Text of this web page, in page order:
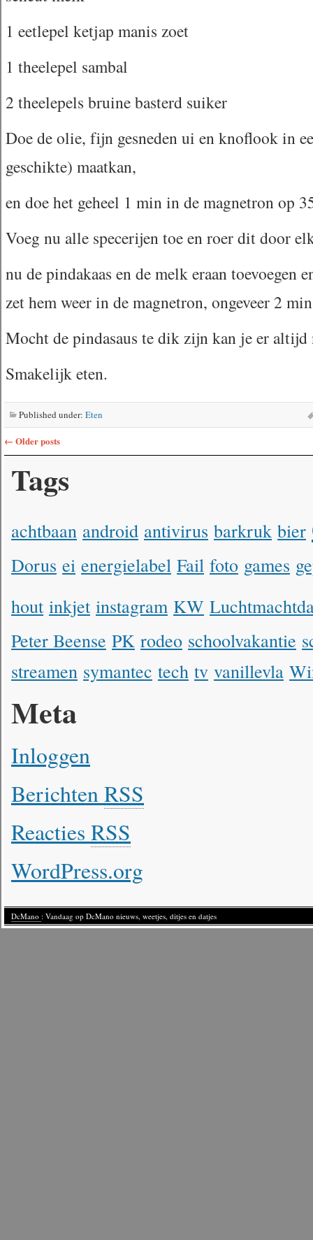
1 eetlepel ketjap manis zoet
1 theelepel sambal
2 theelepels bruine basterd suiker
Doe de olie, fijn gesneden ui en knoflook in
geschikte) maatkan,
en doe het geheel 1 min in de magnetron op
Voeg nu alle specerijen toe en roer dit door
nu de pindakaas en de melk eraan toevoegen
zet hem weer in de magnetron, ongeveer 2
Mocht de pindasaus te dik zijn kan je er altijd
Smakelijk eten.
Published under: Eten
← Older posts
Tags
achtbaan android antivirus barkruk bier
Dorus ei energielabel Fail foto games
hout inkjet instagram KW
Peter Beense PK rodeo schoolvakantie
streamen symantec tech tv vanillevla
Meta
Inloggen
BerichtenRSS
Reacties RSS
WordPress.org
DcMano : Vandaag op DcMano nieuws, weetjes, ditjes en datjes